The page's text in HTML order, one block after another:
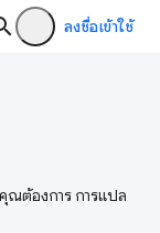
ลงชื่อเข้าใช้
ณต้องการ การแปล